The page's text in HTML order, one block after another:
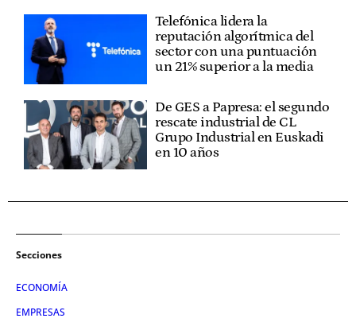
Telefónica lidera la
reputación algorítmica del
sector con una puntuación
un 21% superior a la media
De GES a Papresa: el segundo
rescate industrial de CL
Grupo Industrial en Euskadi
en 10 años
Secciones
ECONOMÍA
EMPRESAS